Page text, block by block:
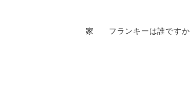
家 フランキーは誰ですか